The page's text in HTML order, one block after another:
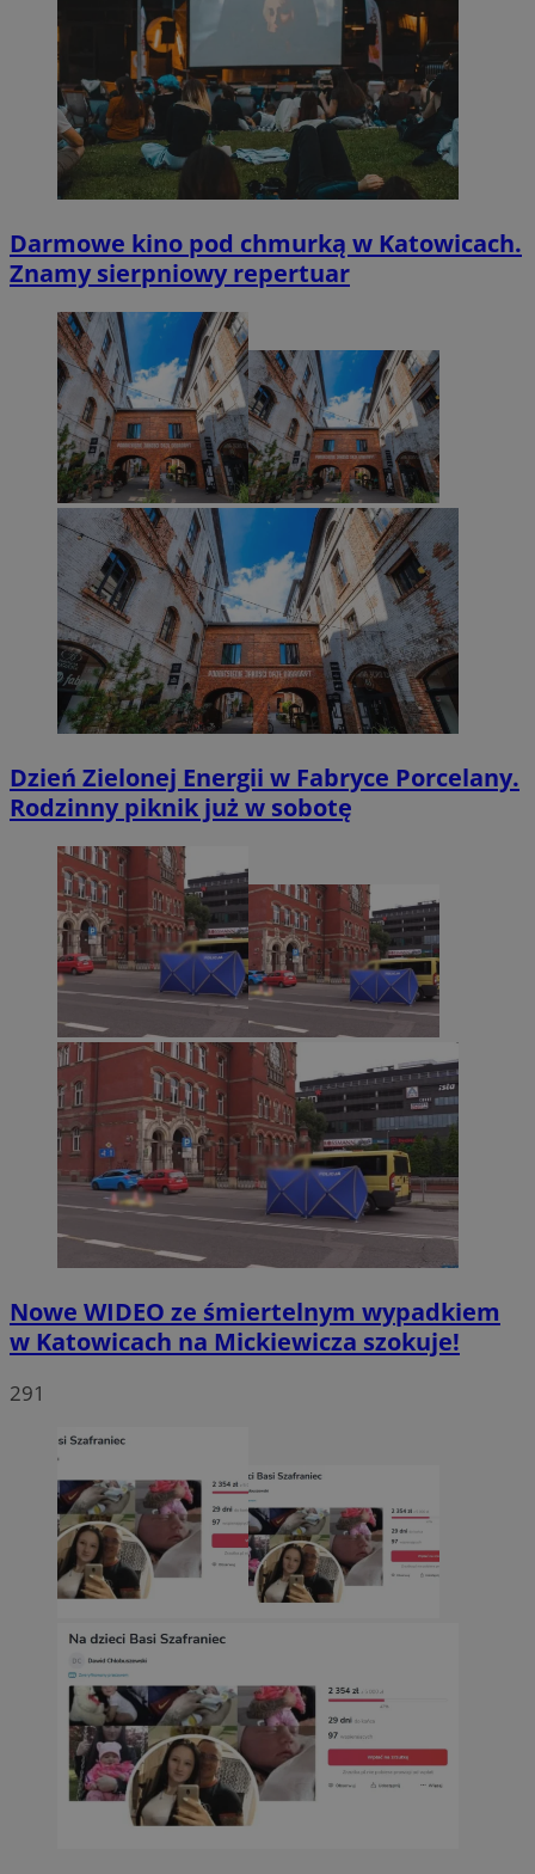
Darmowe kino pod chmurką w Katowicach.
Znamy sierpniowy repertuar
Dzień Zielonej Energii w Fabryce Porcelany.
Rodzinny piknik już w sobotę
Nowe WIDEO ze śmiertelnym wypadkiem
w Katowicach na Mickiewicza szokuje!
291